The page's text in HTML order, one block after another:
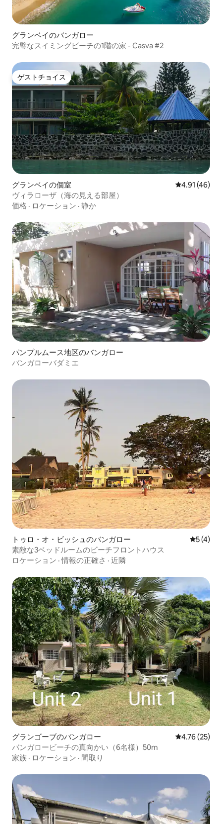
グランベイのバンガロー
完璧なスイミングビーチの1階の家 - Casva #2
ゲストチョイス
ゲストチョイス
グランベイの個室 レビュー46
4.91 (46)
ヴィラローザ（海の見える部屋）
価格 · ロケーション · 静か
パンプルムース地区のバンガロー
バンガローバダミエ
トゥロ・オ・ビッシュのバンガロー レビュー
5 (4)
素敵な3ベッドルームのビーチフロントハウス
ロケーション ·情報の正確さ · 近隣
グランゴーブのバンガロー レビュー25
4.76 (25)
バンガロービーチの真向かい（6名様）50m
家族 · ロケーション · 間取り